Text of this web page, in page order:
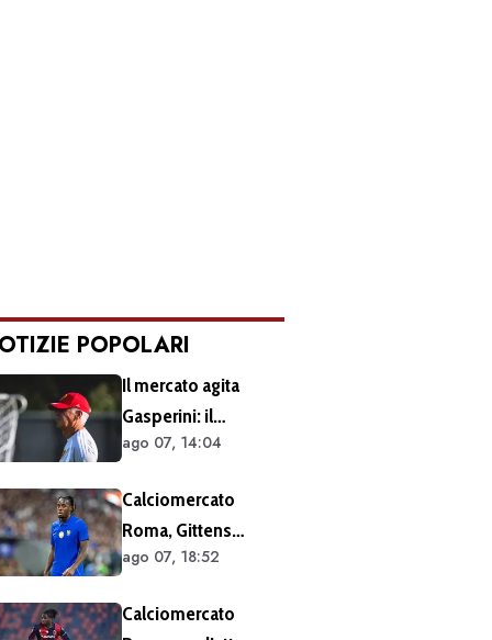
POPOLARI
Il mercato agita
Gasperini: il
retroscena dietro al
Ecco cosa è emerso
dal meeting con la
proprietà
ago 07, 14:04
Calciomercato
Roma, Gittens
nuovo nome per
operazione fattibile
ago 07, 18:52
Calciomercato